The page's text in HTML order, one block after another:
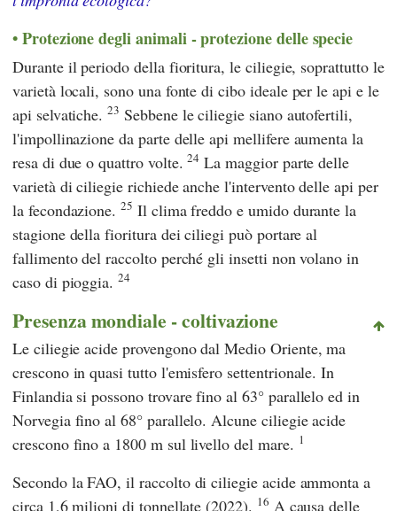
Protezione degli animali - protezione delle specie
Durante il periodo della fioritura, le ciliegie, soprattutto le
varietà locali, sono una fonte di cibo ideale per le api e le
api selvatiche.23 Sebbene le ciliegie siano autofertili,
l'impollinazione da parte delle api mellifere aumenta la
resa di due o quattro volte.24 La maggior parte delle
varietà di ciliegie richiede anche l'intervento delle api per
la fecondazione.25 Il clima freddo e umido durante la
stagione della fioritura dei ciliegi può portare al
fallimento del raccolto perché gli insetti non volano in
caso di pioggia.24
Presenza mondiale - coltivazione
Le ciliegie acide provengono dal Medio Oriente, ma
crescono in quasi tutto l'emisfero settentrionale. In
Finlandia si possono trovare fino al 63° parallelo ed in
Norvegia fino al 68° parallelo. Alcune ciliegie acide
crescono fino a 1800 m sul livello del mare. 1
Secondo la FAO, il raccolto di ciliegie acide ammonta a
circa 1,6 milioni di tonnellate (2022). 16 A causa delle